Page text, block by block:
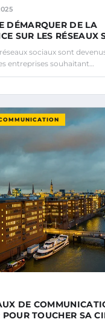
DÉMARQUER DE LA
SUR LES RÉSEAUX
sociaux sont
entreprises souhaitant…
DE
POUR TOUCHER SA